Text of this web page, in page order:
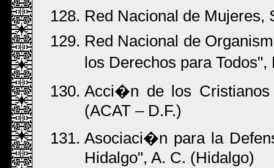
Red Nacional de Mujeres,
Red Nacional de
los Derechos para
Acci�n de los
(ACAT – D.F.)
Asociaci�n para la
Hidalgo", A. C. (Hidalgo)